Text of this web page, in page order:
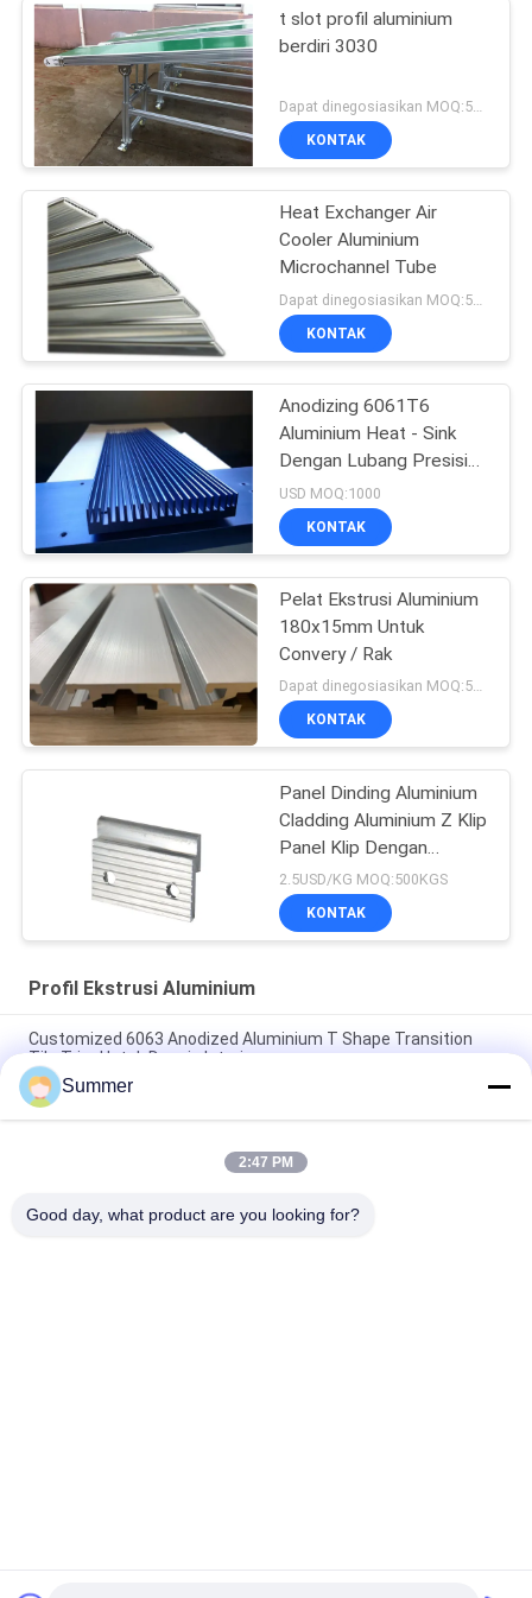
t slot profil aluminium
berdiri 3030
Dapat dinegosiasikan MOQ:500kgs
KONTAK
Heat Exchanger Air
Cooler Aluminium
Microchannel Tube
KONTAK
Anodizing 6061T6
Aluminium Heat - Sink
Dengan Lubang Presisi
CNC
USD MOQ:1000
KONTAK
Pelat Ekstrusi Aluminium
180x15mm Untuk
Convery / Rak
Dapat dinegosiasikan MOQ:500KGS
KONTAK
Panel Dinding Aluminium
Cladding Aluminium Z Klip
Panel Klip Dengan
Lubang Pengeboran
2.5USD/KG MOQ:500KGS
KONTAK
Profil Ekstrusi Aluminium
Customized 6063 Anodized Aluminium T Shape Transition
Tile Trim Untuk Desain Interior
Konstruksi Pintu Aluminium Profil Sliding Glass Door Extrusion
Slim Profile
6063 powder coating profil tabung persegi aluminium butiran
Summer
2:47 PM
Good day, what product are you looking for?